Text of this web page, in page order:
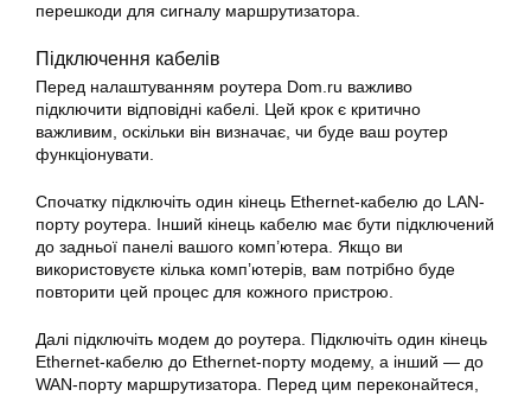
перешкоди для сигналу маршрутизатора.
Підключення кабелів
Перед налаштуванням роутера Dom.ru важливо
підключити відповідні кабелі. Цей крок є критично
важливим, оскільки він визначає, чи буде ваш роутер
функціонувати.
Спочатку підключіть один кінець Ethernet-кабелю до LAN-
порту роутера. Інший кінець кабелю має бути підключений
до задньої панелі вашого комп’ютера. Якщо ви
використовуєте кілька комп’ютерів, вам потрібно буде
повторити цей процес для кожного пристрою.
Далі підключіть модем до роутера. Підключіть один кінець
Ethernet-кабелю до Ethernet-порту модему, а інший — до
WAN-порту маршрутизатора. Перед цим переконайтеся,